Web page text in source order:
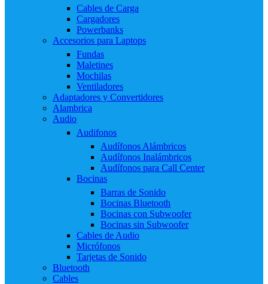
Cables de Carga
Cargadores
Powerbanks
Accesorios para Laptops
Fundas
Maletines
Mochilas
Ventiladores
Adaptadores y Convertidores
Alambrica
Audio
Audifonos
Audífonos Alámbricos
Audífonos Inalámbricos
Audífonos para Call Center
Bocinas
Barras de Sonido
Bocinas Bluetooth
Bocinas con Subwoofer
Bocinas sin Subwoofer
Cables de Audio
Micrófonos
Tarjetas de Sonido
Bluetooth
Cables